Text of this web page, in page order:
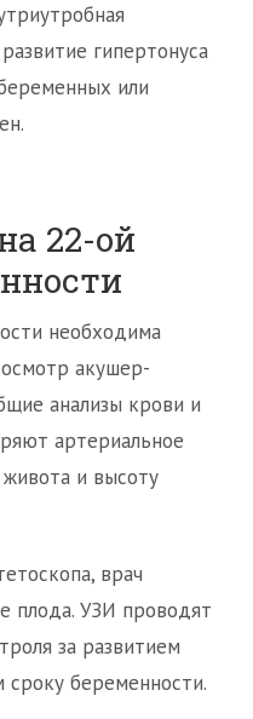
гипертонуса
или
22-ой
необходима
акушер-
анализы крови и
артериальное
и высоту
врач
плода. УЗИ проводят
за развитием
сроку беременности.